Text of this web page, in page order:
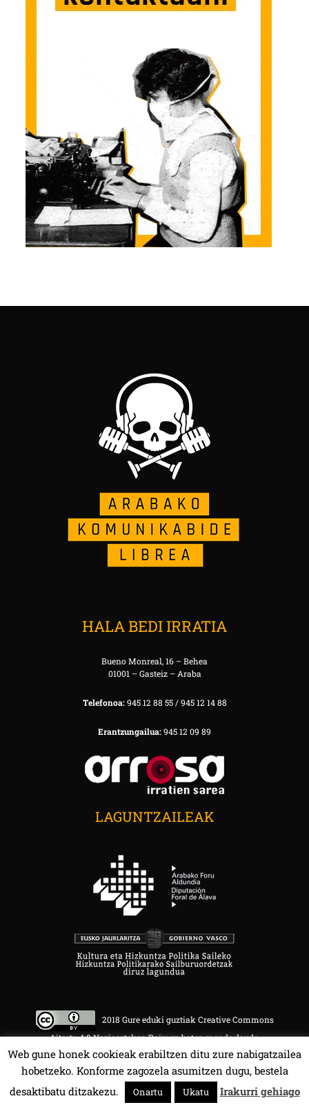
HALA BEDI IRRATIA
Bueno Monreal, 16 – Behea
01001 – Gasteiz – Araba
Telefonoa:945 12 88 55 / 945 12 14 88
Erantzungailua:945 12 09 89
LAGUNTZAILEAK
2018 Gure eduki guztiak Creative Commons
Aitortu 4.0 Nazioartekoa Baimen baten mende daude.
HALA BEDI BAT 107.4 MHz.
Web gune honek cookieak erabiltzen ditu zure nabigatzailea
hobetzeko. Konforme zagozela asumitzen dugu, bestela
desaktibatu ditzakezu.
Onartu Ukatu Irakurri gehiago